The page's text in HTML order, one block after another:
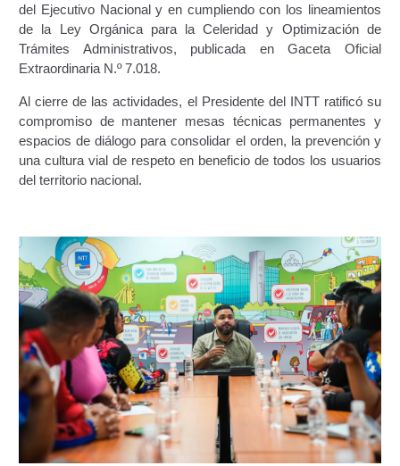
Junta Directiva
Junta Directiva Old
Licencia para Conducir
Certificación de Datos de Licencia para Conducir.
Certificación de Datos para Efectos Consulares con
Registro Original de Licencia para Conducir Cuarto
Grado (4°).
Registro Original de Licencia para Conducir Quinto
Grado (5°).
Registro Original de Licencia para Conducir
Segundo Grado (2°) – (Mayores de 18 años).
Registro Original de Licencia para Conducir
Segundo Grado (2°) – (Mayores de 16 años).
del Ejecutivo Nacional y en cumpliendo con los lineamientos
de la Ley Orgánica para la Celeridad y Optimización de
Trámites Administrativos, publicada en Gaceta Oficial
Extraordinaria N.º 7.018.
Al cierre de las actividades, el Presidente del INTT ratificó su
compromiso de mantener mesas técnicas permanentes y
espacios de diálogo para consolidar el orden, la prevención y
una cultura vial de respeto en beneficio de todos los usuarios
del territorio nacional.